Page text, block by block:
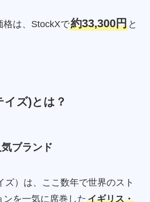
格は、StockXで約33,300円と
ズ)とは？
ブランド
ズ）は、ここ数年で世界のスト
ンを一気に席巻したイギリス・